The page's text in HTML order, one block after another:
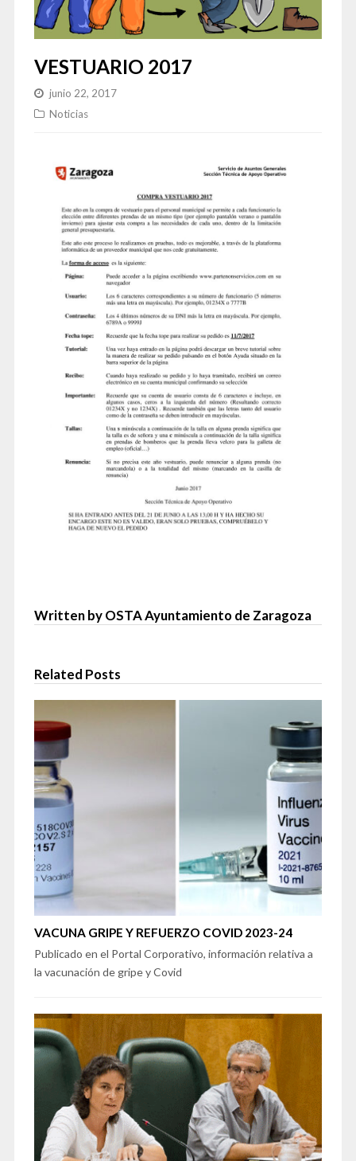
VESTUARIO 2017
junio 22, 2017
Noticias
Written by OSTA Ayuntamiento de Zaragoza
Related Posts
VACUNA GRIPE Y REFUERZO COVID 2023-24
Publicado en el Portal Corporativo, información relativa a
la vacunación de gripe y Covid